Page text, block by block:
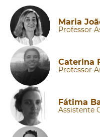
Maria
Professor
Caterina
Professor
Fátima
Assistente